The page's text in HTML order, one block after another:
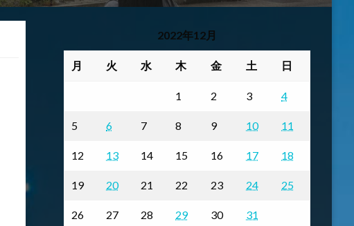
2022年12月
月 火 水 木 金 土 日
1 2 3 4
5 6 7 8 9 10 11
12 13 14 15 16 17 18
19 20 21 22 23 24 25
26 27 28 29 30 31